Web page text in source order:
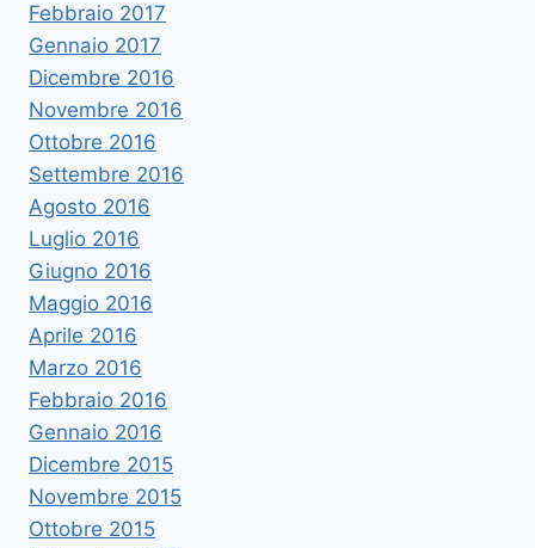
Febbraio 2017
Gennaio 2017
Dicembre 2016
Novembre 2016
Ottobre 2016
Settembre 2016
Agosto 2016
Luglio 2016
Giugno 2016
Maggio 2016
Aprile 2016
Marzo 2016
Febbraio 2016
Gennaio 2016
Dicembre 2015
Novembre 2015
Ottobre 2015